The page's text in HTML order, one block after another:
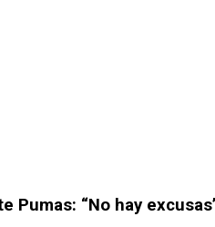
Pumas: “No hay